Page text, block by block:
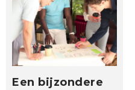
Een bijzondere